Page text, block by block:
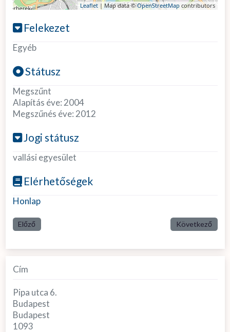
Leaflet| Map data ©OpenStreetMap contributors
Felekezet
Egyéb
Státusz
Megszűnt
Alapítás éve: 2004
Megszűnés éve: 2012
Jogi státusz
vallási egyesület
Elérhetőségek
Honlap
Előző Következő
Cím
Pipa utca 6.
Budapest
Budapest
1093